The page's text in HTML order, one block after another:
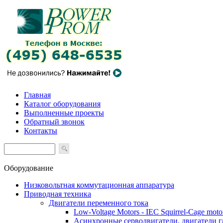
Главная
Каталог оборудования
Выполненные проекты
Обратный звонок
Контакты
Оборудование
Низковольтная коммутационная аппаратура
Приводная техника
Двигатели переменного тока
Low-Voltage Motors - IEC Squirrel-Cage
Асинхронные серводвигатели, двигатели